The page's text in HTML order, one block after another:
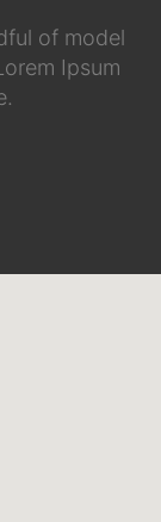
of model
Ipsum